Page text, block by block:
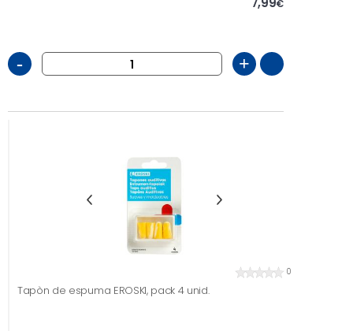
€
- +
0
Tapòn de espuma EROSKI, pack 4 unid.